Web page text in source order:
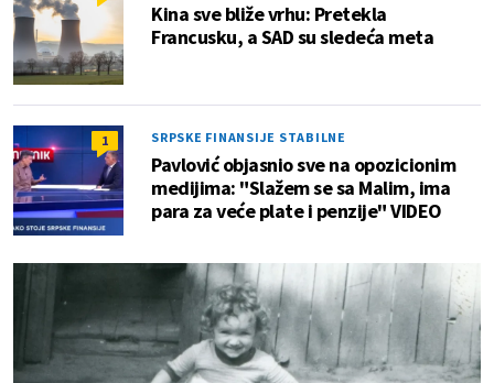
Kina sve bliže vrhu: Pretekla
Francusku, a SAD su sledeća meta
1 SRPSKE FINANSIJE STABILNE
Pavlović objasnio sve na opozicionim
medijima: "Slažem se sa Malim, ima
para za veće plate i penzije" VIDEO